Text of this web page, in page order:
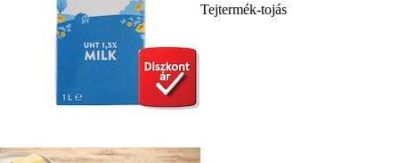
Tejtermék-tojás